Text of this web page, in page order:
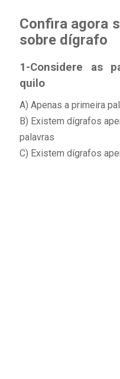
Confira agora
sobre dígrafo
1-Considere as
quilo
A) Apenas a primeira
B) Existem dígrafos
palavras
C) Existem dígrafos